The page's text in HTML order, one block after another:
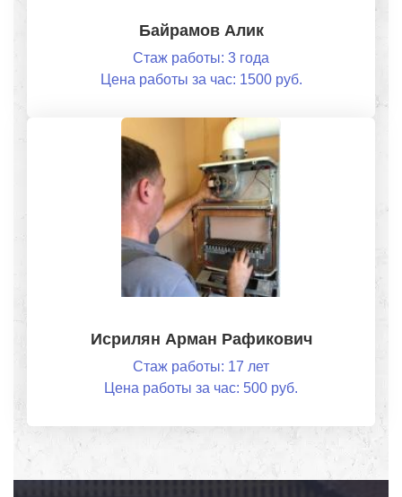
Байрамов Алик
Стаж работы: 3 года
Цена работы за час: 1500 руб.
Исрилян Арман Рафикович
Стаж работы: 17 лет
Цена работы за час: 500 руб.